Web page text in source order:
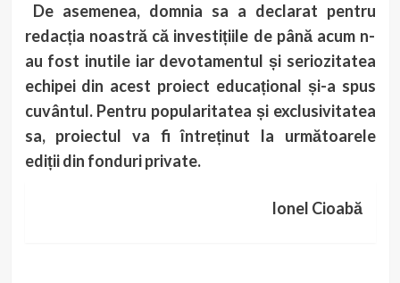
De asemenea, domnia sa a declarat pentru
redacția noastră că investițiile de până acum n-
au fost inutile iar devotamentul și seriozitatea
echipei din acest proiect educațional și-a spus
cuvântul. Pentru popularitatea și exclusivitatea
sa, proiectul va fi întreținut la următoarele
ediții din fonduri private.
Ionel Cioabă